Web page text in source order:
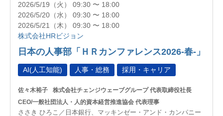
2026/5/19（火） 09:30 〜 18:00
2026/5/20（水） 09:30 〜 18:00
2026/5/21（木） 09:30 〜 18:00
株式会社HRビジョン
日本の人事部「ＨＲカンファレンス2026-春-」
AI(人工知能) 人事・総務 採用・キャリア
佐々木裕子
株式会社チェンジウェーブグループ 代表取締役社長
CEO/一般社団法人・人的資本経営推進協会 代表理事
ささき ひろこ／日本銀行、マッキンゼー・アンド・カンパニー